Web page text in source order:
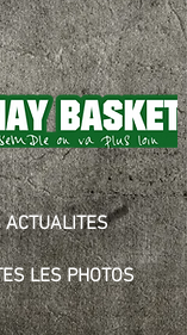
ACTUALITES
LES PHOTOS